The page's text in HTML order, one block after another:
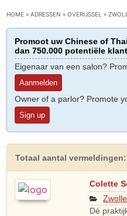
HOME » ADRESSEN » OVERIJSSEL »
Promoot uw Chinese of
dan 750.000 potentiële
Eigenaar van een salon?
Aanmelden
Owner of a parlor? Promote
Sign up
Totaal aantal
Colette
Zwolle
Dé